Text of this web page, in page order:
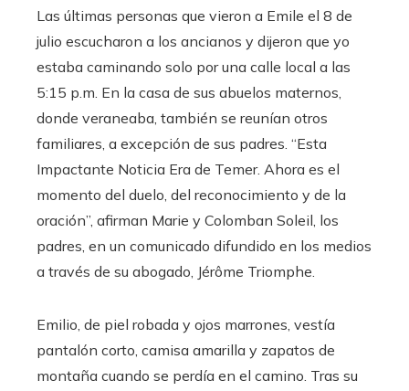
Las últimas personas que vieron a Emile el 8 de
julio escucharon a los ancianos y dijeron que yo
estaba caminando solo por una calle local a las
5:15 p.m. En la casa de sus abuelos maternos,
donde veraneaba, también se reunían otros
familiares, a excepción de sus padres. “Esta
Impactante Noticia Era de Temer. Ahora es el
momento del duelo, del reconocimiento y de la
oración”, afirman Marie y Colomban Soleil, los
padres, en un comunicado difundido en los medios
a través de su abogado, Jérôme Triomphe.
Emilio, de piel robada y ojos marrones, vestía
pantalón corto, camisa amarilla y zapatos de
montaña cuando se perdía en el camino. Tras su